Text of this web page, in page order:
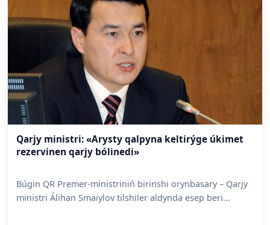
Qarjy ministri: «Arysty qalpyna keltirýge úkimet
rezervinen qarjy bólinedi»
Búgin QR Premer-ministriniń birinshi orynbasary – Qarjy
ministri Álihan Smaiylov tilshiler aldynda esep beri...